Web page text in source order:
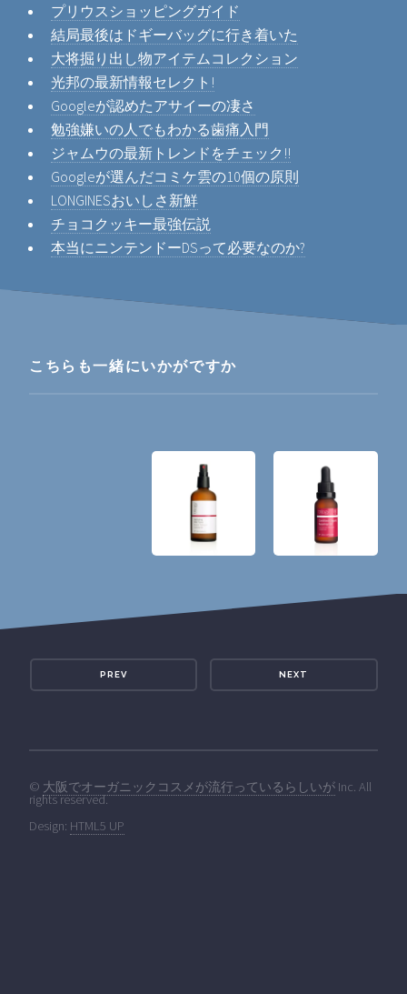
プリウスショッピングガイド
結局最後はドギーバッグに行き着いた
大将掘り出し物アイテムコレクション
光邦の最新情報セレクト!
Googleが認めたアサイーの凄さ
勉強嫌いの人でもわかる歯痛入門
ジャムウの最新トレンドをチェック!!
Googleが選んだコミケ雲の10個の原則
LONGINESおいしさ新鮮
チョコクッキー最強伝説
本当にニンテンドーDSって必要なのか?
こちらも一緒にいかがですか
PREV NEXT
© 大阪でオーガニックコスメが流行っているらしいが Inc. All
rights reserved.
Design: HTML5 UP